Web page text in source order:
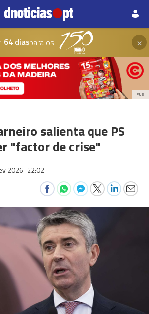
64 diaspara os ×
PUB
salienta que PS
"factor de crise"
2026 22:02